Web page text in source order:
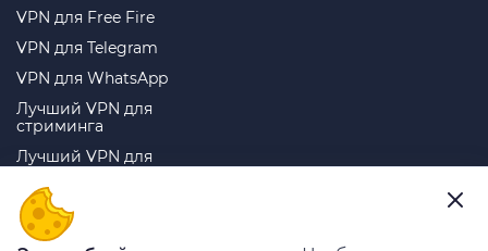
VPN для Free Fire
VPN для Telegram
VPN для WhatsApp
Лучший VPN для
стриминга
Лучший VPN для
Лучший VPN для игр
Лучший двойной VPN